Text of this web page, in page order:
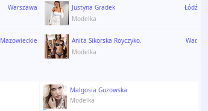
Warszawa
Justyna Gradek
Modelka
Łódź
Mazowieckie
Anita Sikorska Royczyko.
Modelka
War.
Malgosia Guzowska
Modelka